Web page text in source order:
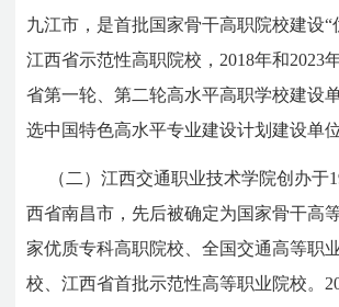
九江市，是首批国家骨干高职院校建设“
江西省示范性高职院校，2018年和2023
省第一轮、第二轮高水平高职学校建设
选中国特色高水平专业建设计划建设单位
（二）江西交通职业技术学院创办于
西省南昌市，先后被确定为国家骨干高
家优质专科高职院校、全国交通高等职
校、江西省首批示范性高等职业院校。